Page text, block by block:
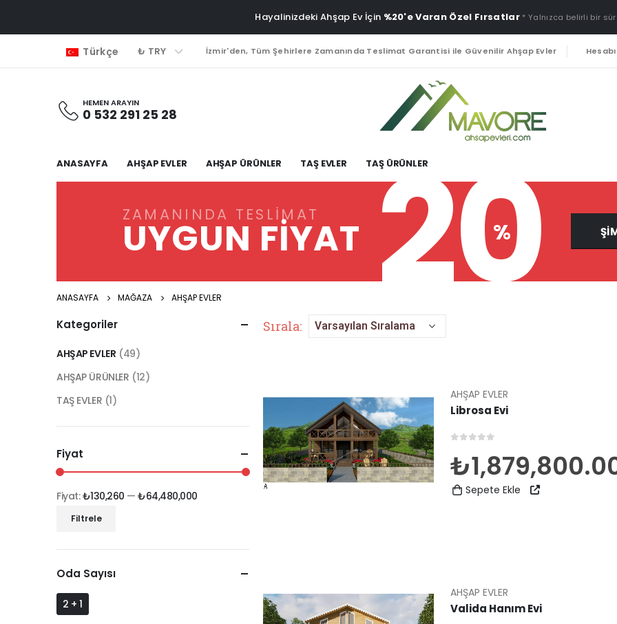
Hayalinizdeki Ahşap Ev İçin %20'e Varan Özel Fırsatlar * Yalnızca belirli bir
Türkçe ₺ TRY İzmir'den, Tüm Şehirlere Zamanında Teslimat Garantisi ile Güvenilir Ahşap Evler
HEMEN ARAYIN
0 532 291 25 28
ANASAYFA AHŞAP EVLER AHŞAP ÜRÜNLER TAŞ EVLER TAŞ ÜRÜNLER
ZAMANINDA TESLIMAT
UYGUN FIYAT 20
%
ANASAYFA MAĞAZA AHŞAP EVLER
Sırala:
AHŞAP EVLER
Librosa Evi
₺
Sepete Ekle
AHŞAP EVLER
Valida Hanım Evi
Kategoriler
AHŞAP EVLER (49)
AHŞAP ÜRÜNLER (12)
TAŞ EVLER (1)
Fiyat
Filtrele
Fiyat:₺130,260 —₺64,480,000
Oda Sayısı
2 + 1